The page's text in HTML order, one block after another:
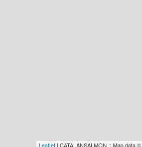
Leaflet | CATALANSALMON :: Map data ©